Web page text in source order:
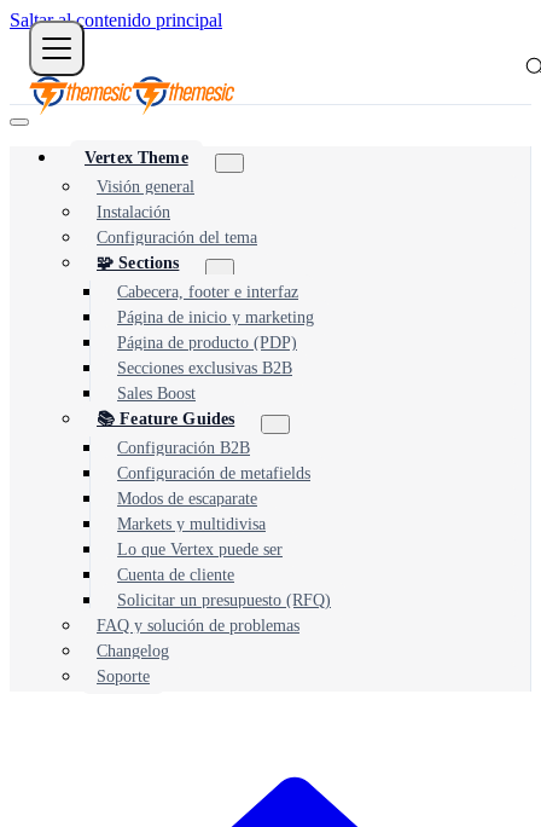
Saltar al contenido principal
Vertex Theme
Visión general
Instalación
Configuración del tema
🧩 Sections
Cabecera, footer e interfaz
Página de inicio y marketing
Página de producto (PDP)
Secciones exclusivas B2B
Sales Boost
📚 Feature Guides
Configuración B2B
Configuración de metafields
Modos de escaparate
Markets y multidivisa
Lo que Vertex puede ser
Cuenta de cliente
Solicitar un presupuesto (RFQ)
FAQ y solución de problemas
Changelog
Soporte